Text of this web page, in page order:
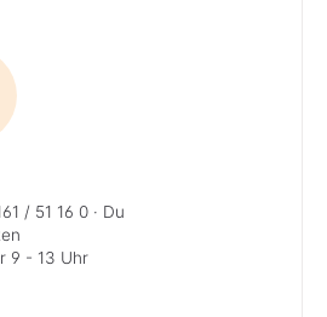
/ 51 16 0 · Du
9 - 13 Uhr